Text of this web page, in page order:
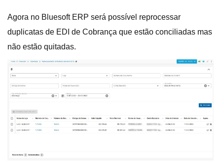
Agora no Bluesoft ERP será possível reprocessar
duplicatas de EDI de Cobrança que estão conciliadas mas
não estão quitadas.